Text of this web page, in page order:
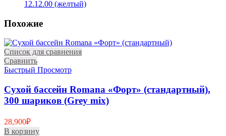
12.12.00 (желтый)
Похожие
Список для сравнения
Сравнить
Быстрый Просмотр
Сухой бассейн Romana «Форт» (стандартный),
300 шариков (Grey mix)
28,900₽
В корзину